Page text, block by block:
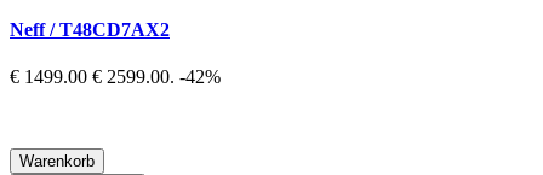
Neff / T48CD7AX2
€ 1499.00 € 2599.00. -42%
Warenkorb